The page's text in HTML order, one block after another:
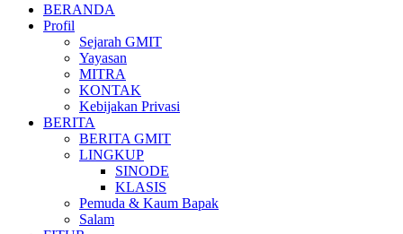
BERANDA
Profil
Sejarah GMIT
Yayasan
MITRA
KONTAK
Kebijakan Privasi
BERITA
BERITA GMIT
LINGKUP
SINODE
KLASIS
Pemuda & Kaum Bapak
Salam